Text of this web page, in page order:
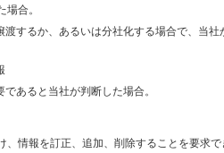
合。
するか、あるいは分社化する場合で、当
あると当社が判断した場合。
情報を訂正、追加、削除することを要求